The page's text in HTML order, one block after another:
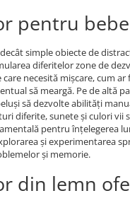
pentru
simple obiecte de
diferitelor zone de
necesită mișcare, cum
să meargă. Pe de
să dezvolte abilități
diferite, sunete și culori
pentru înțelegerea
și experimentarea
și memorie.
din lemn